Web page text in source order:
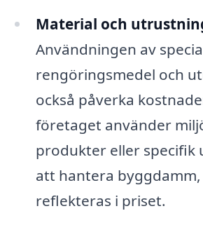
Material och
Användningen av
rengöringsmedel och
också påverka
företaget använder
produkter eller
att hantera
reflekteras i priset.